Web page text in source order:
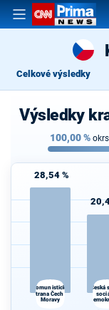
Celkové výsledky
Výsledky
100,00%
28,54 %
Komunistická
strana Čech a
Moravy
Česká